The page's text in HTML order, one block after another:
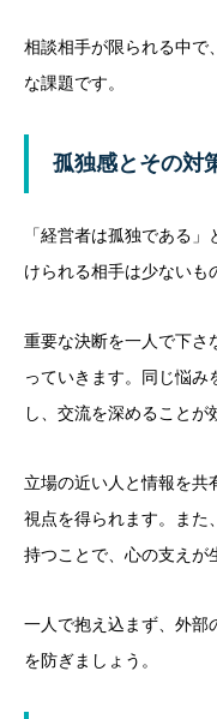
相談相手が限られる中で
な課題です。
孤独感とその対
「経営者は孤独である
けられる相手は少ないも
重要な決断を一人で下さ
っていきます。同じ悩み
し、交流を深めることが
立場の近い人と情報を共
視点を得られます。また
持つことで、心の支えが
一人で抱え込まず、外部
を防ぎましょう。